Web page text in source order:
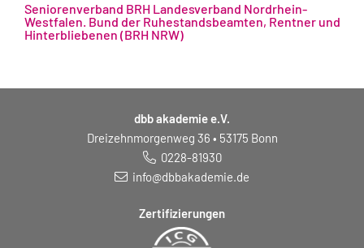
Seniorenverband BRH Landesverband Nordrhein-
Westfalen. Bund der Ruhestandsbeamten, Rentner und
Hinterbliebenen (BRH NRW)
dbb akademie e.V.
Dreizehnmorgenweg 36 • 53175 Bonn
0228-81930
info@dbbakademie.de
Zertifizierungen